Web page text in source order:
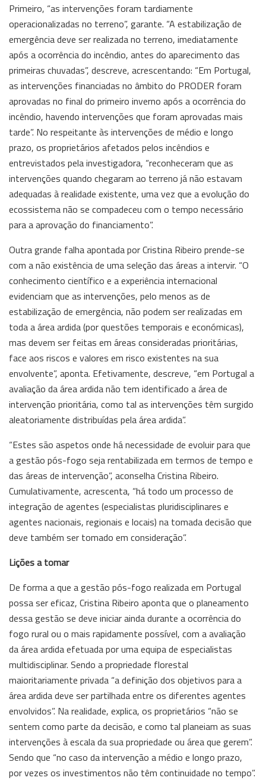
Primeiro, “as intervenções foram tardiamente
operacionalizadas no terreno”, garante. “A estabilização de
emergência deve ser realizada no terreno, imediatamente
após a ocorrência do incêndio, antes do aparecimento das
primeiras chuvadas”, descreve, acrescentando: “Em Portugal,
as intervenções financiadas no âmbito do PRODER foram
aprovadas no final do primeiro inverno após a ocorrência do
incêndio, havendo intervenções que foram aprovadas mais
tarde”. No respeitante às intervenções de médio e longo
prazo, os proprietários afetados pelos incêndios e
entrevistados pela investigadora, “reconheceram que as
intervenções quando chegaram ao terreno já não estavam
adequadas à realidade existente, uma vez que a evolução do
ecossistema não se compadeceu com o tempo necessário
para a aprovação do financiamento”.
Outra grande falha apontada por Cristina Ribeiro prende-se
com a não existência de uma seleção das áreas a intervir. “O
conhecimento científico e a experiência internacional
evidenciam que as intervenções, pelo menos as de
estabilização de emergência, não podem ser realizadas em
toda a área ardida (por questões temporais e económicas),
mas devem ser feitas em áreas consideradas prioritárias,
face aos riscos e valores em risco existentes na sua
envolvente”, aponta. Efetivamente, descreve, “em Portugal a
avaliação da área ardida não tem identificado a área de
intervenção prioritária, como tal as intervenções têm surgido
aleatoriamente distribuídas pela área ardida”.
“Estes são aspetos onde há necessidade de evoluir para que
a gestão pós-fogo seja rentabilizada em termos de tempo e
das áreas de intervenção”, aconselha Cristina Ribeiro.
Cumulativamente, acrescenta, “há todo um processo de
integração de agentes (especialistas pluridisciplinares e
agentes nacionais, regionais e locais) na tomada decisão que
deve também ser tomado em consideração”.
Lições a tomar
De forma a que a gestão pós-fogo realizada em Portugal
possa ser eficaz, Cristina Ribeiro aponta que o planeamento
dessa gestão se deve iniciar ainda durante a ocorrência do
fogo rural ou o mais rapidamente possível, com a avaliação
da área ardida efetuada por uma equipa de especialistas
multidisciplinar. Sendo a propriedade florestal
maioritariamente privada “a definição dos objetivos para a
área ardida deve ser partilhada entre os diferentes agentes
envolvidos”. Na realidade, explica, os proprietários “não se
sentem como parte da decisão, e como tal planeiam as suas
intervenções à escala da sua propriedade ou área que gerem”.
Sendo que “no caso da intervenção a médio e longo prazo,
por vezes os investimentos não têm continuidade no tempo”.